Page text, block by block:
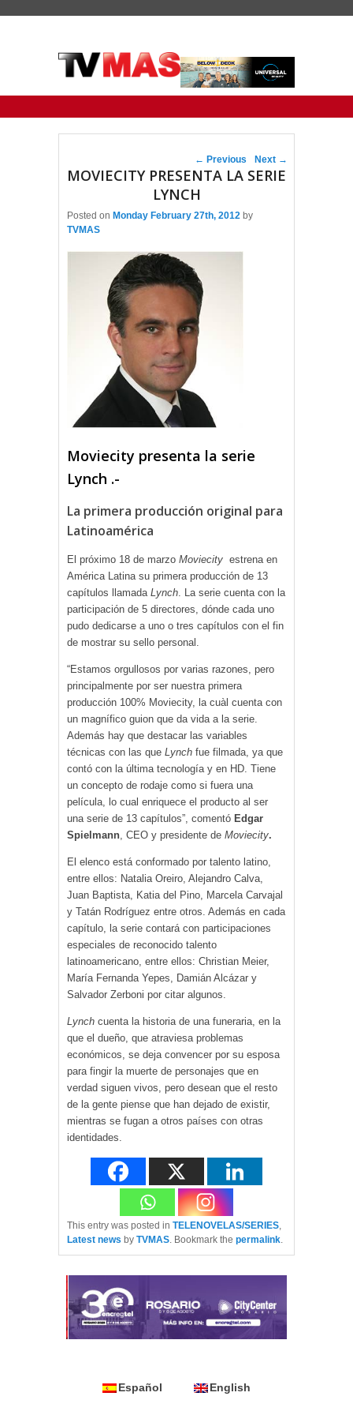
Post navigation
← Previous Next →
MOVIECITY PRESENTA LA SERIE
LYNCH
Posted on Monday February 27th, 2012 by
TVMAS
Moviecity presenta la serie
Lynch .-
La primera producción original para
Latinoamérica
El próximo 18 de marzo Moviecity estrena en
América Latina su primera producción de 13
capítulos llamada Lynch. La serie cuenta con la
participación de 5 directores, dónde cada uno
pudo dedicarse a uno o tres capítulos con el fin
de mostrar su sello personal.
“Estamos orgullosos por varias razones, pero
principalmente por ser nuestra primera
producción 100% Moviecity, la cuàl cuenta con
un magnífico guion que da vida a la serie.
Además hay que destacar las variables
técnicas con las que Lynch fue filmada, ya que
contó con la última tecnología y en HD. Tiene
un concepto de rodaje como si fuera una
película, lo cual enriquece el producto al ser
una serie de 13 capítulos”, comentó Edgar
Spielmann, CEO y presidente de Moviecity.
El elenco está conformado por talento latino,
entre ellos: Natalia Oreiro, Alejandro Calva,
Juan Baptista, Katia del Pino, Marcela Carvajal
y Tatán Rodríguez entre otros. Además en cada
capítulo, la serie contará con participaciones
especiales de reconocido talento
latinoamericano, entre ellos: Christian Meier,
María Fernanda Yepes, Damián Alcázar y
Salvador Zerboni por citar algunos.
Lynch cuenta la historia de una funeraria, en la
que el dueño, que atraviesa problemas
económicos, se deja convencer por su esposa
para fingir la muerte de personajes que en
verdad siguen vivos, pero desean que el resto
de la gente piense que han dejado de existir,
mientras se fugan a otros países con otras
identidades.
This entry was posted in TELENOVELAS/SERIES,
Latest news by TVMAS. Bookmark the permalink.
Español English